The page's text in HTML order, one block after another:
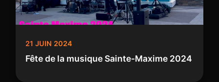
21 JUIN 2024
Fête de la musique Sainte-Maxime 2024